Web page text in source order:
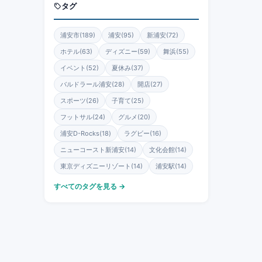
タグ
浦安市(189) 浦安(95)
新浦安(72)
ホテル(63)
ディズニー(59)
舞浜(55)
イベント(52)
夏休み(37)
バルドラール浦安(28)
開店(27)
スポーツ(26)
子育て(25)
フットサル(24)
グルメ(20)
浦安D-Rocks(18)
ラグビー(16)
ニューコースト新浦安(14)
文化会館(14)
東京ディズニーリゾート(14)
浦安駅(14)
すべてのタグを見る →